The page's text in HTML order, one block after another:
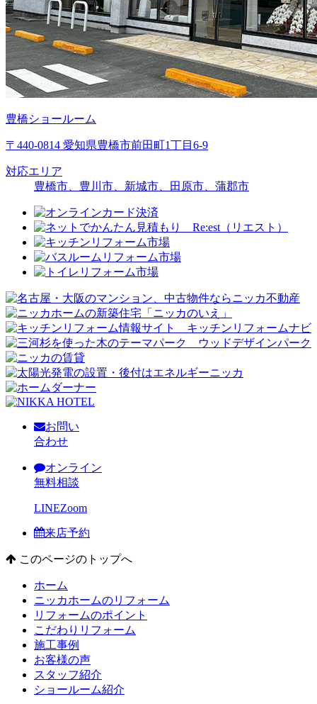
豊橋ショールーム
〒440-0814 愛知県豊橋市前田町1丁目6-9
対応エリア
豊橋市、豊川市、新城市、田原市、蒲郡市
お問い
合わせ
オンライン
無料相談
LINEZoom
来店予約
このページのトップへ
ホーム
ニッカホームのリフォーム
リフォームのポイント
こだわりリフォーム
施工事例
お客様の声
スタッフ紹介
ショールーム紹介